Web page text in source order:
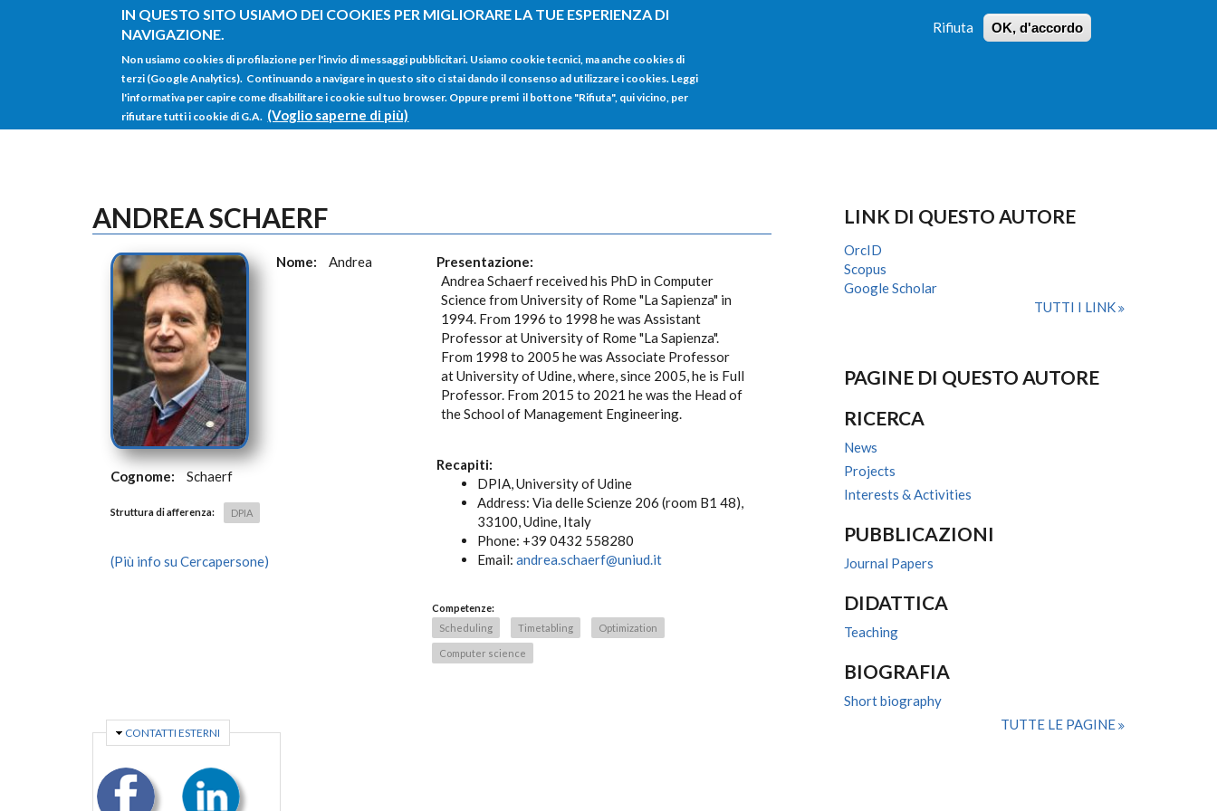
IN QUESTO SITO USIAMO DEI COOKIES PER MIGLIORARE LA TUE ESPERIENZA DI
NAVIGAZIONE.
Non usiamo cookies di profilazione per l'invio di messaggi pubblicitari. Usiamo cookie tecnici, ma anche cookies di
terzi (Google Analytics). Continuando a navigare in questo sito ci stai dando il consenso ad utilizzare i cookies. Leggi
l'informativa per capire come disabilitare i cookie sul tuo browser. Oppure premi il bottone "Rifiuta", qui vicino, per
rifiutare tutti i cookie di G.A. (Voglio saperne di più)
Rifiuta OK, d'accordo
Salta al contenuto principale
RICERCA
HOME
ANDREA SCHAERF
Nome: Andrea
Cognome: Schaerf
Struttura di afferenza: DPIA
(Più info su Cercapersone)
Presentazione:
Andrea Schaerf received his PhD in Computer
Science from University of Rome "La Sapienza" in
1994. From 1996 to 1998 he was Assistant
Professor at University of Rome "La Sapienza".
From 1998 to 2005 he was Associate Professor
at University of Udine, where, since 2005, he is Full
Professor. From 2015 to 2021 he was the Head of
the School of Management Engineering.
Recapiti:
DPIA, University of Udine
Address: Via delle Scienze 206 (room B1 48),
33100, Udine, Italy
Phone: +39 0432 558280
Email: andrea.schaerf@uniud.it
Competenze:
Scheduling
Timetabling Optimization
Computer science
NASCONDI
CONTATTI ESTERNI
LINK DI QUESTO AUTORE
OrcID
Scopus
Google Scholar
TUTTI I LINK
PAGINE DI QUESTO AUTORE
RICERCA
News
Projects
Interests & Activities
PUBBLICAZIONI
Journal Papers
DIDATTICA
Teaching
BIOGRAFIA
Short biography
TUTTE LE PAGINE